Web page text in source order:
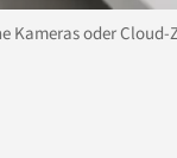
Kameras oder